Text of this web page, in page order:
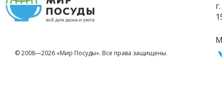
© 2008—2026 «Мир Посуды». Все права защищены.